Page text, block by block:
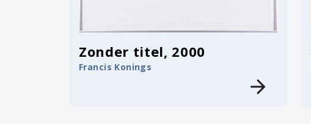
Zonder titel, 2000
Francis Konings